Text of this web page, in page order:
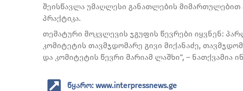
შეისწავლა უმაღლესი განათლების
პრაქტიკა.
თემატური მოკვლევის ჯგუფის წევრები იყვნენ:
კომიტეტის თავმჯდომარე გივი მიქანაძე,
და კომიტეტის წევრი მარიამ ლაშხი“, – ნათქვამია
წყარო: www.interpressnews.ge